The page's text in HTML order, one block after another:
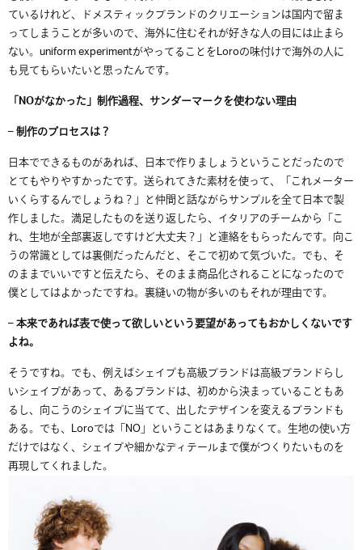
ているけれど、ドメスティックブランドのクリエーションは国内で留ま
ってしまうことが多いので、海外に住むそれが好きな人の目には止まら
ない。uniform experimentがやってることをLoroの味付けで海外の人に
も見てもらいたいと思ったんです。
「NOがなかった」制作過程、サンダーマークを使わない理由
– 制作のプロセスは？
日本でできるものがあれば、日本で作りましょうということだったので
とてもやりやすかったです。送られてきた素材を使って、「これメーター
いくらするんでしょうね？」と仲間と話ながらサンプルを全て日本で製
作しました。満足したものを送り返したら、イタリアのチームから「こ
れ、生地が全部裏返しですけど大丈夫？」と連絡をもらったんです。向こ
うの常識としては裏側だったんだと、そこで初めて気づいた。でも、そ
のままでいいですと伝えたら、そのまま商品化されることになったので
僕としてはよかったですね。裏縫いの物が多いのもそれが理由です。
– 本来であれば表で使って欲しいという要望があってもおかしくないです
よね。
そうですね。でも、例えばシェイプも高級ブランドは高級ブランドらし
いシェイプがあって、あるブランドは、初めから決まっていることもあ
るし、向こうのシェイプに当てて、出したデザインを変えるブランドも
ある。でも、Loroでは「NO」ということはあまりなくて。生地の使い方
だけではなく、シェイプや細かなディテールまで僕がつくりたいものを
再現してくれました。